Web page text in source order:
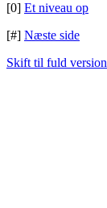
[0] Et niveau op
[#] Næste side
Skift til fuld version